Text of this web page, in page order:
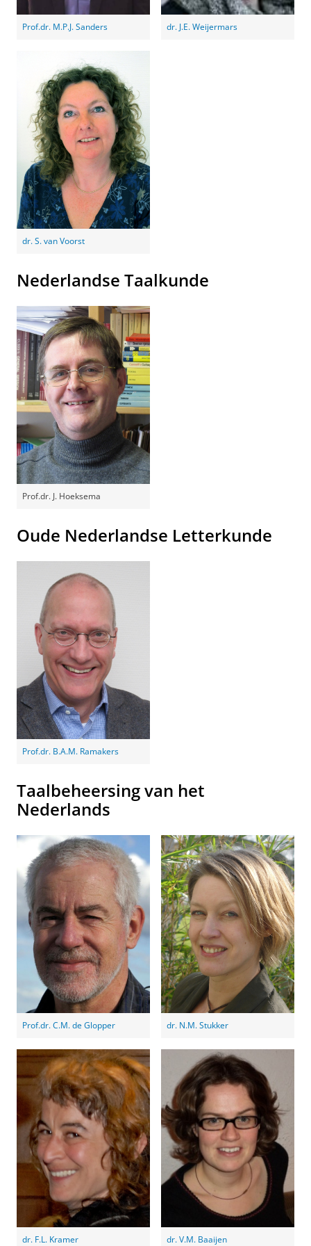
Prof.dr. M.P.J. Sanders dr. J.E. Weijermars
dr. S. van Voorst
Nederlandse Taalkunde
Prof.dr. J. Hoeksema
Oude Nederlandse Letterkunde
Prof.dr. B.A.M. Ramakers
Taalbeheersing van het
Nederlands
Prof.dr. C.M. de Glopper dr. N.M. Stukker
dr. F.L. Kramer dr. V.M. Baaijen